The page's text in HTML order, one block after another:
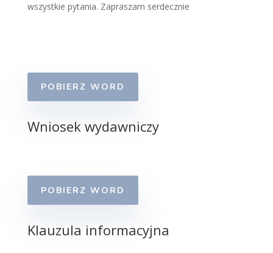
wszystkie pytania. Zapraszam serdecznie
POBIERZ WORD
Wniosek wydawniczy
POBIERZ WORD
Klauzula informacyjna